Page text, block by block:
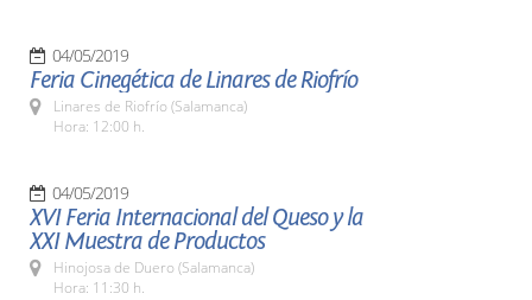
04/05/2019
Feria Cinegética de Linares de Riofrío
Linares de Riofrío (Salamanca)
Hora: 12:00 h.
04/05/2019
XVI Feria Internacional del Queso y la
XXI Muestra de Productos
Hinojosa de Duero (Salamanca)
Hora: 11:30 h.